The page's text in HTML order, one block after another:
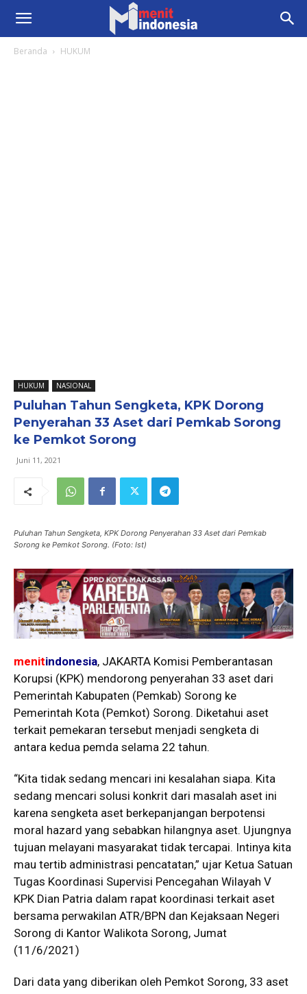
Beranda HUKUM
HUKUM NASIONAL
Puluhan Tahun Sengketa, KPK Dorong
Penyerahan 33 Aset dari Pemkab Sorong
ke Pemkot Sorong
Juni 11, 2021
Puluhan Tahun Sengketa, KPK Dorong Penyerahan 33 Aset dari Pemkab
Sorong ke Pemkot Sorong. (Foto: Ist)
menitindonesia, JAKARTA Komisi Pemberantasan
Korupsi (KPK) mendorong penyerahan 33 aset dari
Pemerintah Kabupaten (Pemkab) Sorong ke
Pemerintah Kota (Pemkot) Sorong. Diketahui aset
terkait pemekaran tersebut menjadi sengketa di
antara kedua pemda selama 22 tahun.
“Kita tidak sedang mencari ini kesalahan siapa. Kita
sedang mencari solusi konkrit dari masalah aset ini
karena sengketa aset berkepanjangan berpotensi
moral hazard yang sebabkan hilangnya aset. Ujungnya
tujuan melayani masyarakat tidak tercapai. Intinya kita
mau tertib administrasi pencatatan,” ujar Ketua Satuan
Tugas Koordinasi Supervisi Pencegahan Wilayah V
KPK Dian Patria dalam rapat koordinasi terkait aset
bersama perwakilan ATR/BPN dan Kejaksaan Negeri
Sorong di Kantor Walikota Sorong, Jumat
(11/6/2021)
Dari data yang diberikan oleh Pemkot Sorong, 33 aset